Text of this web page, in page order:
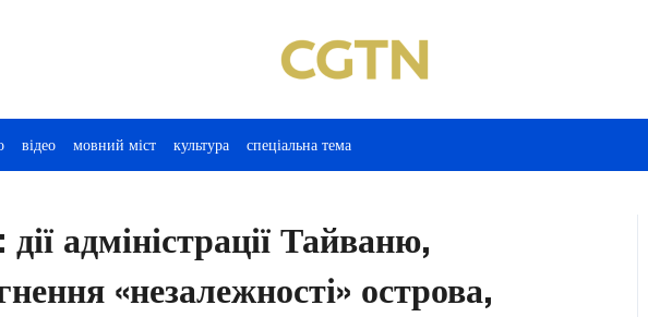
відео мовний міст культура спеціальна тема
адміністрації Тайваню,
«незалежності» острова,